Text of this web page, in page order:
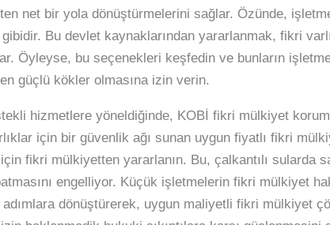
net bir yola dönüştürmelerini sağlar. Özünde,
Bu devlet kaynaklarından yararlanmak, fikri
Öyleyse, bu seçenekleri keşfedin ve bunların
güçlü kökler olmasına izin verin.
hizmetlere yöneldiğinde, KOBİ fikri mülkiyet
için bir güvenlik ağı sunan uygun fiyatlı fikri
için fikri mülkiyetten yararlanın. Bu, çalkantılı
engelliyor. Küçük işletmelerin fikri mülkiyet
dönüştürerek, uygun maliyetli fikri mülkiyet